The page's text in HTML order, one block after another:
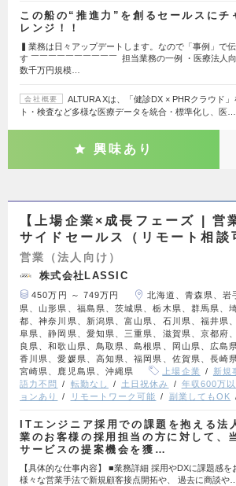
この船の“推進力”を創るセールスにチ
レンジ！！
▍業務は日々アップデートします。なので「事例」で伝
す ￣￣￣￣￣￣￣￣￣￣ 担当業務の一例 ・医療法人
数千万円規模…
会社概要
ALTURA Xは、「健診DX × PHRクラウド
ト・検査など多様な医療データを統合・標準化し、医…
興味あり
【上場企業×成長フェーズ | 営
サイドセールス（リモート相談
営業（法人向け）
株式会社LASSIC
450万円 ～ 749万円
北海道、青森県、岩
県、山形県、福島県、茨城県、栃木県、群馬県、
都、神奈川県、新潟県、富山県、石川県、福井県
阜県、静岡県、愛知県、三重県、滋賀県、京都府
良県、和歌山県、鳥取県、島根県、岡山県、広島
香川県、愛媛県、高知県、福岡県、佐賀県、長崎
宮崎県、鹿児島県、沖縄県
上場企業 新規
語力不問
転勤なし 土日祝休み 年収600万以
ョンあり
リモートワーク可能 副業してもOK
ITエンジニア採用での課題を抱える法
業のお客様の採⽤担当の⽅に対して、
サービスの提案機会を獲…
【具体的な仕事内容】 ■業務詳細 採⽤やDXに課題感
様々な営業⼿法で新規顧客接点開拓や、 過去に商談や…